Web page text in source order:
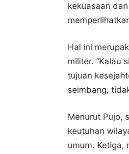
kekuasaan
Hal ini
militer. “Kalau
tujuan
seimbang,
Menurut Pujo,
keutuhan
umum. Ketiga,